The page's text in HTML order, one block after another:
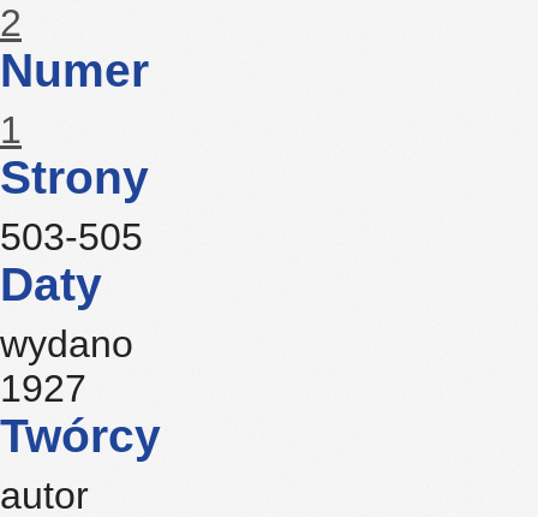
2
Numer
1
Strony
503-505
Daty
wydano
1927
Twórcy
autor